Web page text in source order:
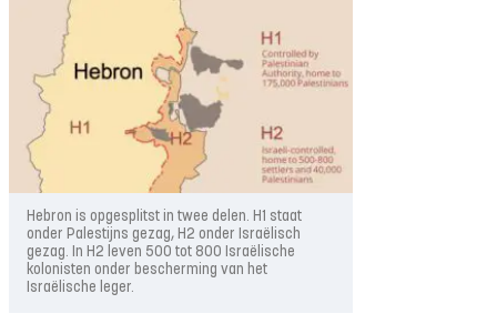
Hebron is opgesplitst in twee delen. H1 staat
onder Palestijns gezag, H2 onder Israëlisch
gezag. In H2 leven 500 tot 800 Israëlische
kolonisten onder bescherming van het
Israëlische leger.